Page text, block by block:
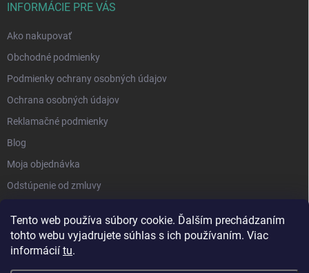
Tento web používa súbory cookie. Ďalším prechádzaním
tohto webu vyjadrujete súhlas s ich používaním. Viac
informácií tu.
INFORMÁCIE PRE VÁS
Ako nakupovať
Obchodné podmienky
Podmienky ochrany osobných údajov
Ochrana osobných údajov
Reklamačné podmienky
Blog
Moja objednávka
Odstúpenie od zmluvy